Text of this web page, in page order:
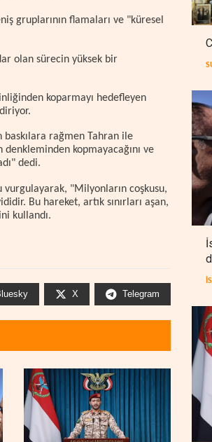
gruplarının flamaları ve "küresel
olan sürecin yüksek bir
koparmayı hedefleyen
rağmen Tahran ile
kopmayacağını ve
dedi.
"Milyonların coşkusu,
Bu hareket, artık sınırları aşan,
kullandı.
X Telegram